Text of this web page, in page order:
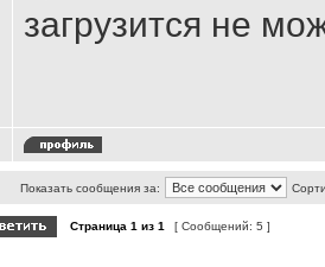
загрузится не
Показать сообщения за:
Страница 1 из 1 [ Сообщений: 5 ]